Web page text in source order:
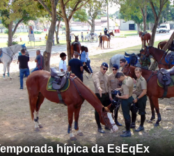
hípica da EsEqEx